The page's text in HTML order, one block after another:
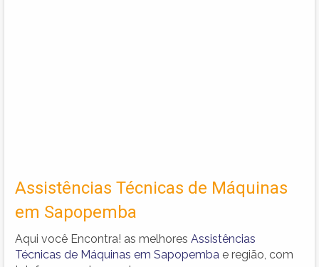
Assistências Técnicas de Máquinas
em Sapopemba
Aqui você Encontra! as melhores Assistências
Técnicas de Máquinas em Sapopemba e região, com